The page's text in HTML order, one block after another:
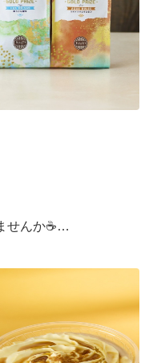
せんか☕
実施中▼